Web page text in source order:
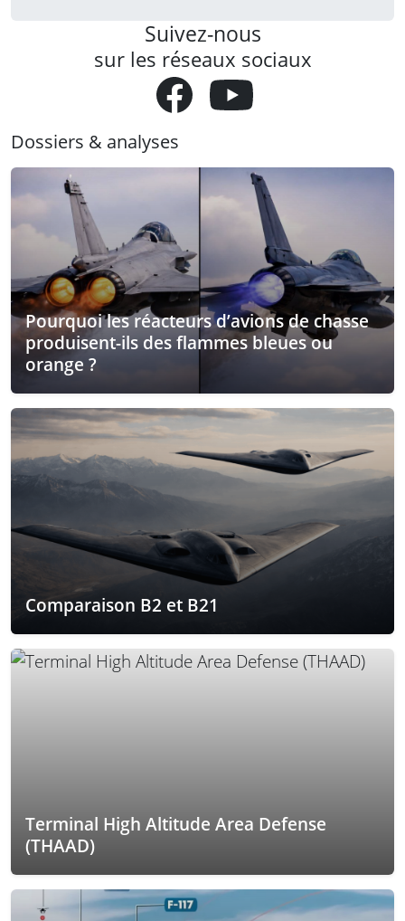
Suivez-nous
sur les réseaux sociaux
Dossiers & analyses
Pourquoi les réacteurs d’avions de chasse
produisent-ils des flammes bleues ou
orange ?
Comparaison B2 et B21
Terminal High Altitude Area Defense
(THAAD)